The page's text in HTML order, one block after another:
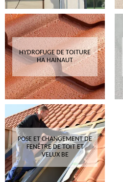
HYDROFUGE DE TOITURE
HA HAINAUT
POSE ET CHANGEMENT DE
FENÊTRE DE TOIT ET
VELUX BE